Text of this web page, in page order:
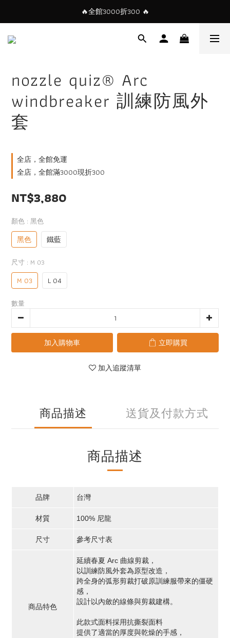
🔥全館3000折300 🔥
nozzle quiz® Arc
windbreaker 訓練防風外
套
全店，全館免運
全店，全館滿3000現折300
NT$3,880
顏色 : 黑色
黑色 鐵藍
尺寸 : M 03
M 03 L 04
數量
加入購物車 立即購買
加入追蹤清單
商品描述 送貨及付款方式
商品描述
品牌 台灣
材質 100% 尼龍
尺寸 參考尺寸表
商品特色
延續春夏 Arc 曲線剪裁，
以訓練防風外套為原型改造，
跨全身的弧形剪裁打破原訓練服帶來的僵硬
感，
設計以內斂的線條與剪裁建構。
此款式面料採用抗撕裂面料
提供了適當的厚度與乾燥的手感，